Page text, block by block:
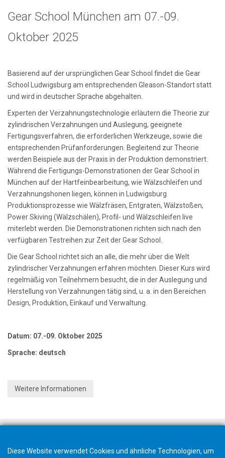
Gear School München am 07.-09.
Oktober 2025
Basierend auf der ursprünglichen Gear School findet die Gear
School Ludwigsburg am entsprechenden Gleason-Standort statt
und wird in deutscher Sprache abgehalten.
Experten der Verzahnungstechnologie erläutern die Theorie zur
zylindrischen Verzahnungen und Auslegung, geeignete
Fertigungsverfahren, die erforderlichen Werkzeuge, sowie die
entsprechenden Prüfanforderungen. Begleitend zur Theorie
werden Beispiele aus der Praxis in der Produktion demonstriert.
Während die Fertigungs-Demonstrationen der Gear School in
München auf der Hartfeinbearbeitung, wie Wälzschleifen und
Verzahnungshonen liegen, können in Ludwigsburg
Produktionsprozesse wie Wälzfräsen, Entgraten, Wälzstoßen,
Power Skiving (Wälzschälen), Profil- und Wälzschleifen live
miterlebt werden. Die Demonstrationen richten sich nach den
verfügbaren Testreihen zur Zeit der Gear School.
Die Gear School richtet sich an alle, die mehr über die Welt
zylindrischer Verzahnungen erfahren möchten. Dieser Kurs wird
regelmäßig von Teilnehmern besucht, die in der Auslegung und
Herstellung von Verzahnungen tätig sind, u. a. in den Bereichen
Design, Produktion, Einkauf und Verwaltung.
Datum: 07.-09. Oktober 2025
Sprache: deutsch
Weitere Informationen
Diese Website verwendet Cookies und ähnliche Technologien, um